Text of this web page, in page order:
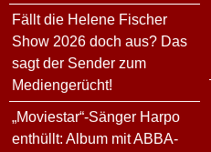
Fällt die Helene Fischer
Show 2026 doch aus? Das
sagt der Sender zum
Mediengerücht!
„Moviestar“-Sänger Harpo
enthüllt: Album mit ABBA-